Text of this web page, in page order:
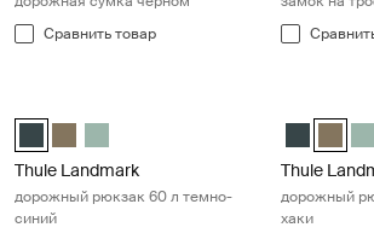
Сравнить товар
Thule Landmark 60L Самый темный синий
Thule Landmark 60L Темный хаки
Thule Landmark 60L Hazy Green
Thule Landmark
дорожный рюкзак 60 л темно-
синий
ThuleThule
Thule
дорожный
хаки